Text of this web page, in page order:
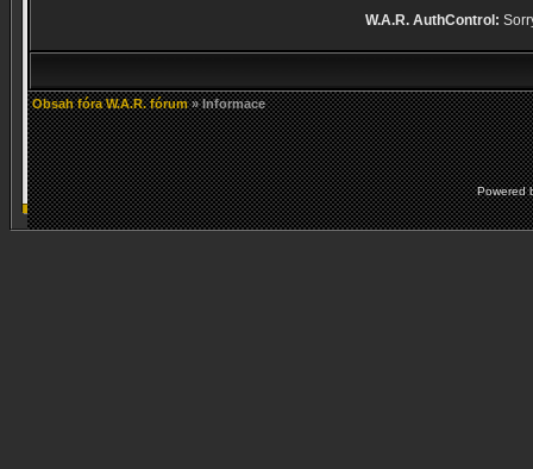
W.A.R. AuthControl:
Obsah fóra W.A.R. fórum» Informace
Powered